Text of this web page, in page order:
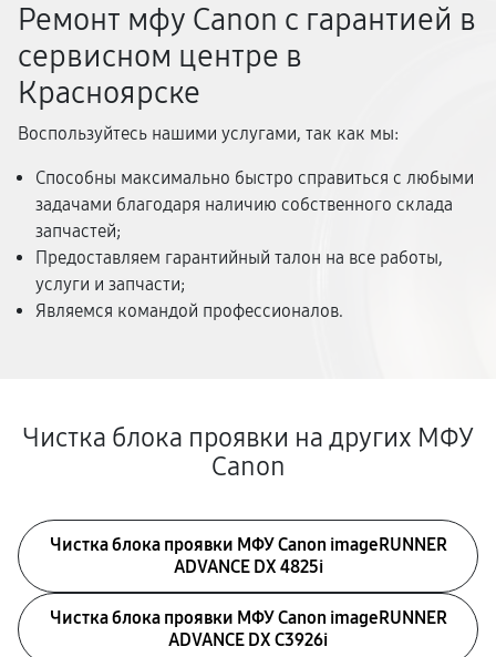
Ремонт мфу Canon с гарантией в
сервисном центре в
Красноярске
Воспользуйтесь нашими услугами, так как мы:
Способны максимально быстро справиться с любыми
задачами благодаря наличию собственного склада
запчастей;
Предоставляем гарантийный талон на все работы,
услуги и запчасти;
Являемся командой профессионалов.
Чистка блока проявки на других МФУ
Canon
Чистка блока проявки МФУ Canon imageRUNNER
ADVANCE DX 4825i
Чистка блока проявки МФУ Canon imageRUNNER
ADVANCE DX C3926i